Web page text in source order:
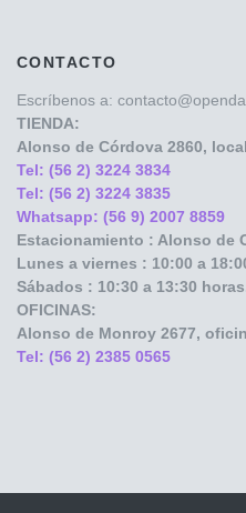
CONTACTO
Escríbenos a:
TIENDA:
Alonso de Córdova 2860,
Tel: (56 2) 3224 3834
Tel: (56 2) 3224 3835
Whatsapp: (56 9) 2007 8859
Estacionamiento : Alonso de
Lunes a viernes : 10:00 a
Sábados : 10:30 a 13:30
OFICINAS:
Alonso de Monroy 2677,
Tel: (56 2) 2385 0565